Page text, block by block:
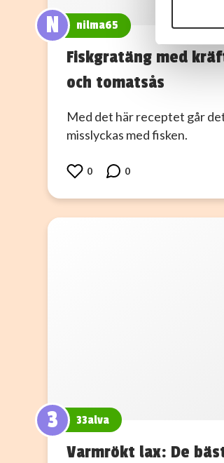
till de
N nilma65
Fiskgratäng med
och tomatsås
Med det här receptet går
misslyckas med fisken.
0 0
3 33alva
Varmrökt lax: De